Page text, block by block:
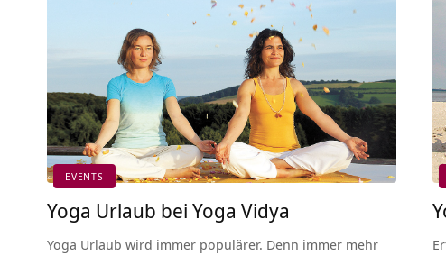
EVENTS
Yoga Urlaub bei Yoga Vidya
Yoga Urlaub wird immer populärer. Denn immer mehr